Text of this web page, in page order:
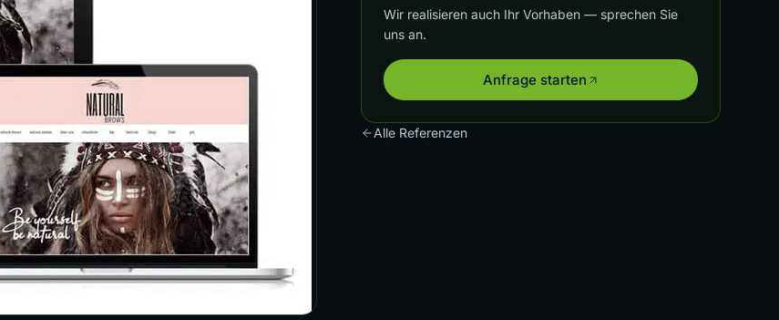
Wir realisieren auch Ihr Vorhaben — sprechen Sie
uns an.
Anfrage starten
Alle Referenzen